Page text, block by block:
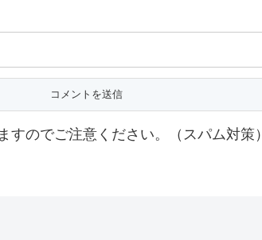
すのでご注意ください。（スパム対策）